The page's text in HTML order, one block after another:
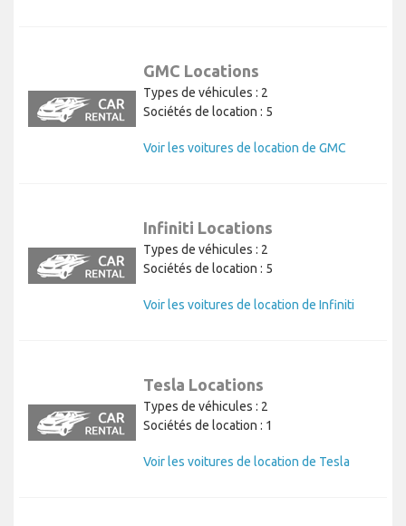
GMC Locations
Types de véhicules : 2
Sociétés de location : 5
Voir les voitures de location de GMC
Infiniti Locations
Types de véhicules : 2
Sociétés de location : 5
Voir les voitures de location de Infiniti
Tesla Locations
Types de véhicules : 2
Sociétés de location : 1
Voir les voitures de location de Tesla